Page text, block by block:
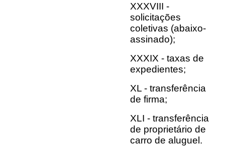
XXXVIII -
solicitações
coletivas (abaixo-
assinado);
XXXIX - taxas de
expedientes;
XL - transferência
de firma;
XLI - transferência
de proprietário de
carro de aluguel.